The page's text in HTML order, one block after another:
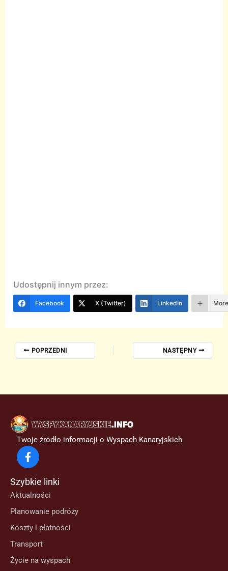
Udostępnij innym przez:
Facebook X (Twitter) LinkedIn
POPRZEDNI NASTĘPNY
Twoje źródło informacji o Wyspach Kanaryjskich
Szybkie linki
Aktualności
Planowanie podróży
Koszty i płatności
Transport
Życie na wyspach